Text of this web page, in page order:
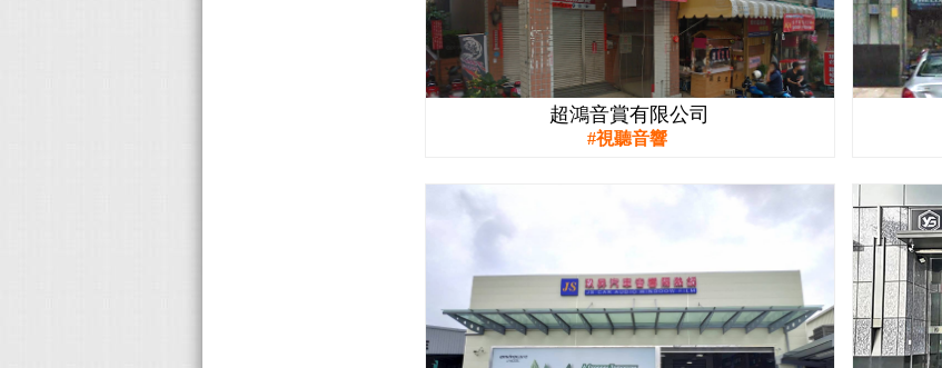
超鴻音賞有限公司
視聽音響